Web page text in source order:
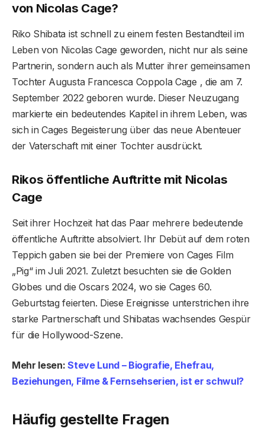
von Nicolas Cage?
Riko Shibata ist schnell zu einem festen Bestandteil im
Leben von Nicolas Cage geworden, nicht nur als seine
Partnerin, sondern auch als Mutter ihrer gemeinsamen
Tochter Augusta Francesca Coppola Cage , die am 7.
September 2022 geboren wurde. Dieser Neuzugang
markierte ein bedeutendes Kapitel in ihrem Leben, was
sich in Cages Begeisterung über das neue Abenteuer
der Vaterschaft mit einer Tochter ausdrückt.
Rikos öffentliche Auftritte mit Nicolas
Cage
Seit ihrer Hochzeit hat das Paar mehrere bedeutende
öffentliche Auftritte absolviert. Ihr Debüt auf dem roten
Teppich gaben sie bei der Premiere von Cages Film
„Pig“ im Juli 2021. Zuletzt besuchten sie die Golden
Globes und die Oscars 2024, wo sie Cages 60.
Geburtstag feierten. Diese Ereignisse unterstrichen ihre
starke Partnerschaft und Shibatas wachsendes Gespür
für die Hollywood-Szene.
Mehr lesen:Steve Lund – Biografie, Ehefrau,
Beziehungen, Filme & Fernsehserien, ist er schwul?
Häufig gestellte Fragen